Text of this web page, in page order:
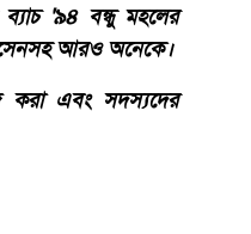
'৯৪ বন্ধু মহলের
আরও অনেকে।
করা এবং সদস্যদের